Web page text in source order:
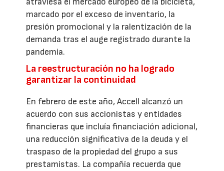
marcado por el exceso de inventario, la
presión promocional y la ralentización de la
demanda tras el auge registrado durante la
pandemia.
La reestructuración no ha logrado
garantizar la continuidad
En febrero de este año, Accell alcanzó un
acuerdo con sus accionistas y entidades
financieras que incluía financiación adicional,
una reducción significativa de la deuda y el
traspaso de la propiedad del grupo a sus
prestamistas. La compañía recuerda que